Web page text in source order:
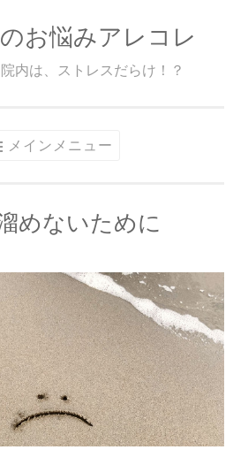
お悩みアレコレ
内は、ストレスだらけ！？
メインメニュー
めないために